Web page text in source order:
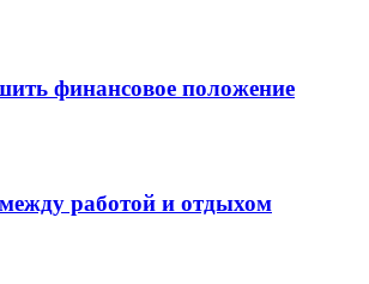
финансовое положение
работой и отдыхом